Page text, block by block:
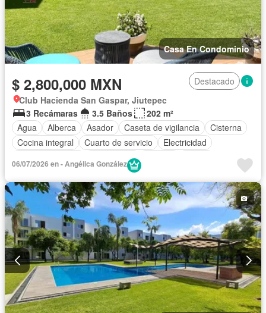
Casa En Condominio
$ 2,800,000 MXN
Destacado
Club Hacienda San Gaspar, Jiutepec
3 Recámaras
3.5 Baños
202 m²
Agua
Alberca Asador Caseta de vigilancia
Cisterna
Cocina integral
Cuarto de servicio
Electricidad
Gas natural
Terraza
Zonas verdes
Sin amueblar
06/07/2026 en - Angélica González